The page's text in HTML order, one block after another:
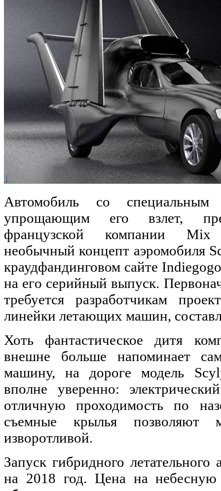
Автомобиль со
упрощающим его взлет,
французской компании Mix
необычный концепт аэромобиля
краудфандинговом сайте
на его серийный выпуск.
требуется разработчикам
линейки летающих машин,
Хоть фантастическое дитя
внешне больше напоминает
машину, на дороге модель
вполне уверенно:
отличную проходимость по
съемные крылья позволяют
изворотливой.
Запуск гибридного летательного
на 2018 год. Цена на